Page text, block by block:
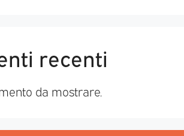
recenti
da mostrare.